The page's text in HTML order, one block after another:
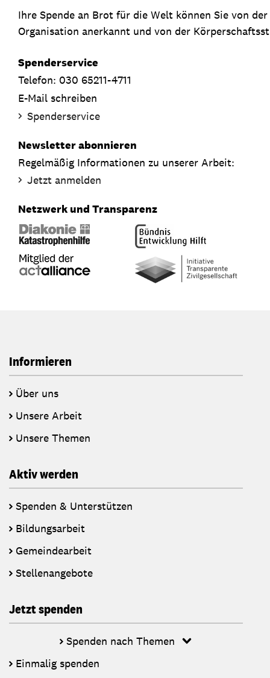
Ihre Spende an Brot für die Welt können Sie von
Organisation anerkannt und von der
Spenderservice
Telefon: 030 65211-4711
E-Mail schreiben
Spenderservice
Newsletter abonnieren
Regelmäßig Informationen zu unserer Arbeit:
Jetzt anmelden
Netzwerk und Transparenz
Informieren
Über uns
Unsere Arbeit
Unsere Themen
Aktiv werden
Spenden & Unterstützen
Bildungsarbeit
Gemeindearbeit
Stellenangebote
Jetzt spenden
Spenden nach Themen
Einmalig spenden